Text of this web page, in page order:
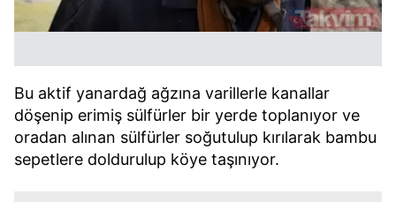
Bu aktif yanardağ ağzına varillerle kanallar
döşenip erimiş sülfürler bir yerde toplanıyor ve
oradan alınan sülfürler soğutulup kırılarak bambu
sepetlere doldurulup köye taşınıyor.